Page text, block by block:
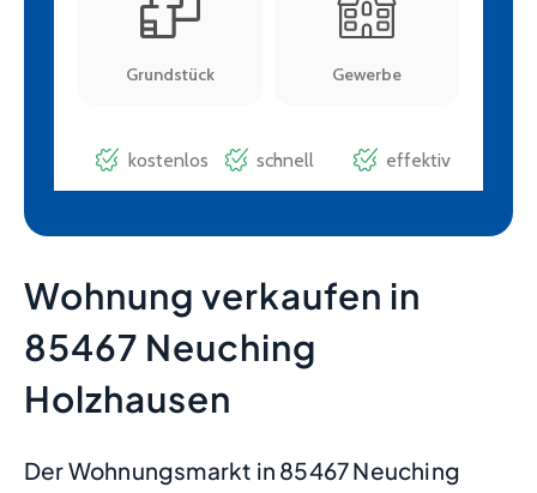
Wohnung verkaufen in
85467 Neuching
Holzhausen
Der Wohnungsmarkt in 85467 Neuching